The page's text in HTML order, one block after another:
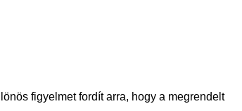
figyelmet fordít arra, hogy a megrendelt